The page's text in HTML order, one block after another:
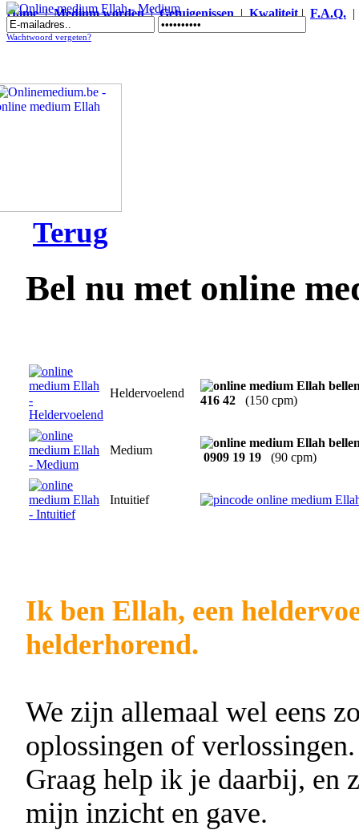
Home|Medium worden|Getuigenissen|Kwaliteit| F.A.Q.
Online medium Ellah - Medium
Wachtwoord vergeten?
Terug
Bel nu met online
Heldervoelend
416 42 (150 cpm)
Medium
0909 19 19 (90 cpm)
Intuitief
Ik ben Ellah, een
helderhorend.
We zijn allemaal wel eens
oplossingen of
Graag help ik je daarbij, en
mijn inzicht en gave.